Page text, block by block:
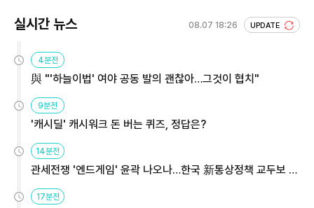
실시간 뉴스 08.07 18:26 UPDATE
4분전
與 "'하늘이법' 여야 공동 발의 괜찮아…그것이 협치"
9분전
'캐시딜' 캐시워크 돈 버는 퀴즈, 정답은?
14분전
관세전쟁 '엔드게임' 윤곽 나오나…한국 新통상정책 교두보 활
용해야
17분전